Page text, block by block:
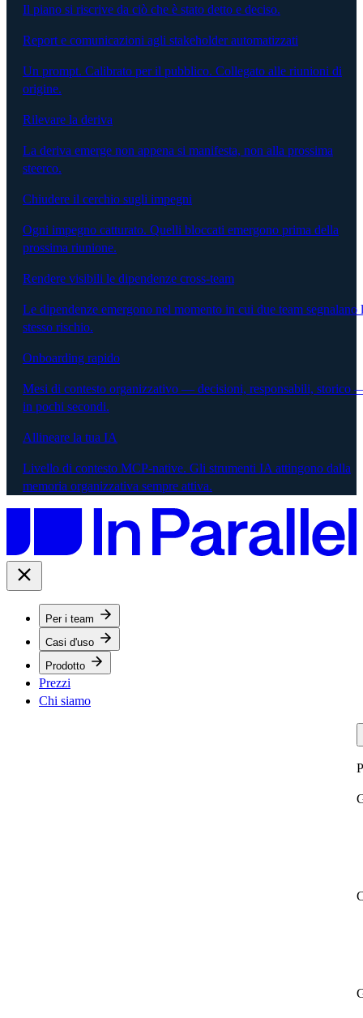
Il piano si riscrive da ciò che è stato detto e deciso.
Report e comunicazioni agli stakeholder automatizzati
Un prompt. Calibrato per il pubblico. Collegato alle riunioni di
origine.
Rilevare la deriva
La deriva emerge non appena si manifesta, non alla prossima
steerco.
Chiudere il cerchio sugli impegni
Ogni impegno catturato. Quelli bloccati emergono prima della
prossima riunione.
Rendere visibili le dipendenze cross-team
Le dipendenze emergono nel momento in cui due team segnalano
stesso rischio.
Onboarding rapido
Mesi di contesto organizzativo — decisioni, responsabili, storico
in pochi secondi.
Allineare la tua IA
Livello di contesto MCP-native. Gli strumenti IA attingono dalla
memoria organizzativa sempre attiva.
Per i team
Casi d'uso
Prodotto
Prezzi
Chi siamo